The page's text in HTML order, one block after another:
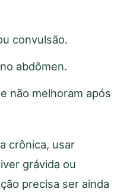
convulsão.
abdômen.
não melhoram após
crônica, usar
grávida ou
precisa ser ainda